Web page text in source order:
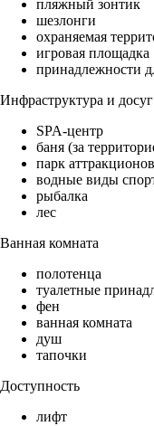
пляжный зонтик
шезлонги
охраняемая
игровая площадка
принадлежности
Инфраструктура и
SPA-центр
баня (за
парк аттракционов
водные виды
рыбалка
лес
Ванная комната
полотенца
туалетные
фен
ванная комната
душ
тапочки
Доступность
лифт